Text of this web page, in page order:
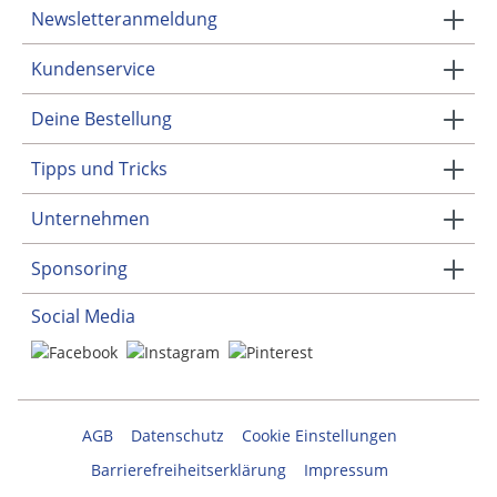
Newsletteranmeldung
Kundenservice
Deine Bestellung
Tipps und Tricks
Unternehmen
Sponsoring
Social Media
AGB Datenschutz
Cookie Einstellungen
Barrierefreiheitserklärung
Impressum